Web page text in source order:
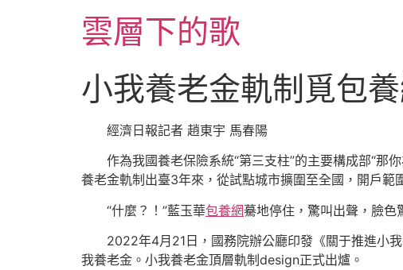
雲層下的歌
小我養老金軌制覓包
經濟日報記者 趙東宇 馬春陽
作為我國養老保險系統“第三支柱”的主要構成部“那
養老金軌制出臺3年來，從試點城市擴圍至全國，開戶
“什麼？！”藍玉華包養網驀地停住，驚叫出聲，臉色
2022年4月21日，國務院辦公廳印發《關于推進小
我養老金。小我養老金頂層軌制design正式出爐。